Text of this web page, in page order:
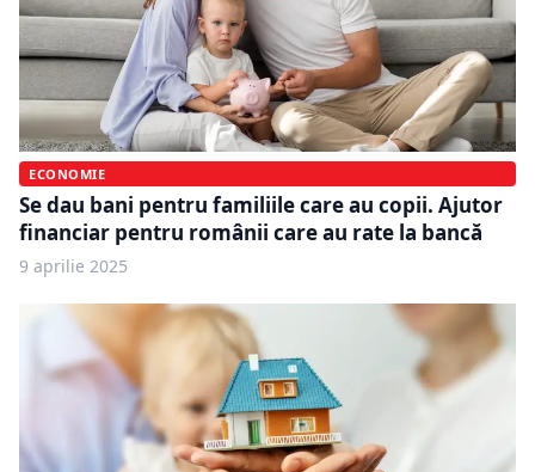
ECONOMIE
Se dau bani pentru familiile care au copii. Ajutor
financiar pentru românii care au rate la bancă
9 aprilie 2025